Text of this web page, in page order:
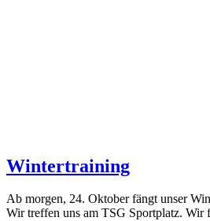
Wintertraining
Ab morgen, 24. Oktober fängt unser
Wir treffen uns am TSG Sportplatz. Wir